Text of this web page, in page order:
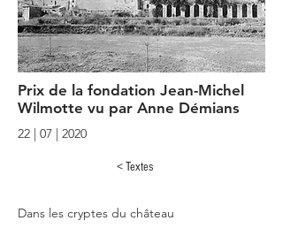
Prix de la fondation Jean-Michel
Wilmotte vu par Anne Démians
22 | 07 | 2020
< Textes
Dans les cryptes du château